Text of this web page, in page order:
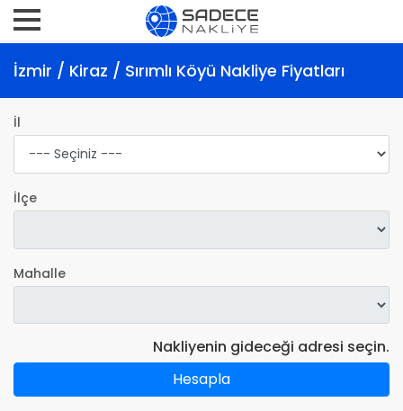
İzmir / Kiraz / Sırımlı Köyü Nakliye Fiyatları
İl
İlçe
Mahalle
Nakliyenin gideceği adresi seçin.
Hesapla